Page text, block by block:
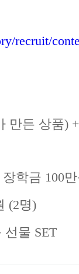
recruit/
만든 상품)
학금 100
(2명)
물 SET